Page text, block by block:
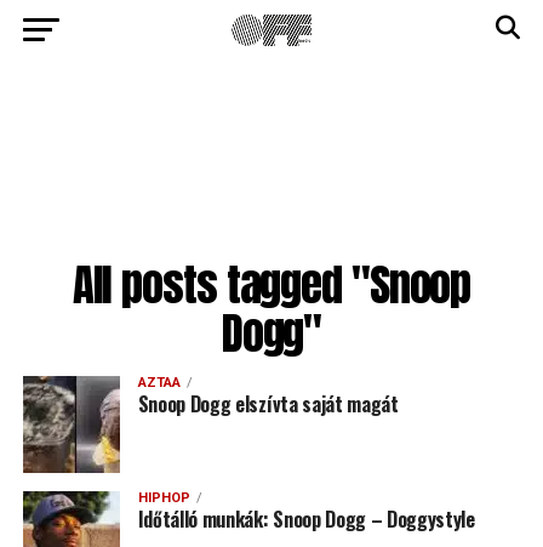
All posts tagged "Snoop
Dogg"
AZTAA
Snoop Dogg elszívta saját magát
HIPHOP
Időtálló munkák: Snoop Dogg – Doggystyle